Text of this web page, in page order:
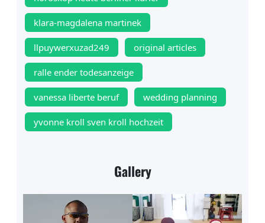
klara-magdalena martinek
llpuywerxuzad249 original articles
ralle ender todesanzeige
vanessa liberte beruf wedding planning
yvonne kroll sven kroll hochzeit
Gallery